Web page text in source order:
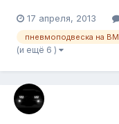
Подвеска входит в
Подвеска
-направляющий
17 апреля, 2013
пневмоподвеска на
(и ещё 6 )